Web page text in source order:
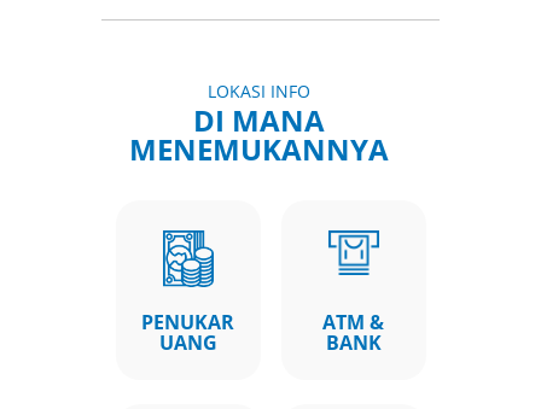
LOKASI INFO
DI MANA
MENEMUKANNYA
PENUKAR
UANG
ATM &
BANK